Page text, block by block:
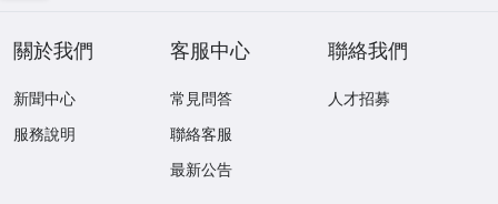
關於我們
新聞中心
服務說明
客服中心
常見問答
聯絡客服
最新公告
聯絡我們
人才招募